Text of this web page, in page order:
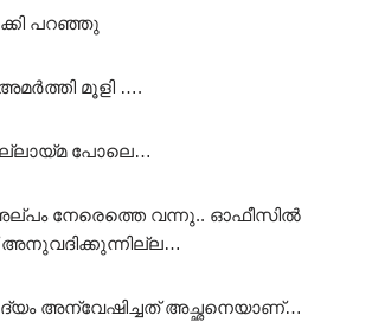
പറഞ്ഞു
മൂളി ….
പോലെ…
അല്പം നേരെത്തെ വന്നു.. ഓഫീസിൽ
അനുവദിക്കുന്നില്ല…
അന്വേഷിച്ചത് അച്ഛനെയാണ്…